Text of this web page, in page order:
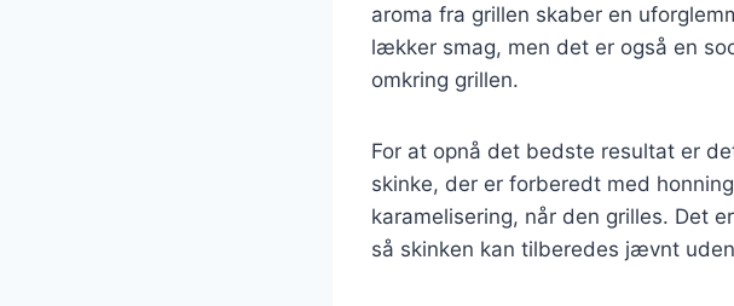
aroma fra grillen skaber en
lækker smag, men det er også en
omkring grillen.
For at opnå det bedste resultat er
skinke, der er forberedt med
karamelisering, når den grilles. Det
så skinken kan tilberedes jævnt